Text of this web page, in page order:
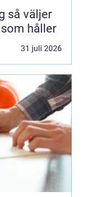
håller
31 juli 2026